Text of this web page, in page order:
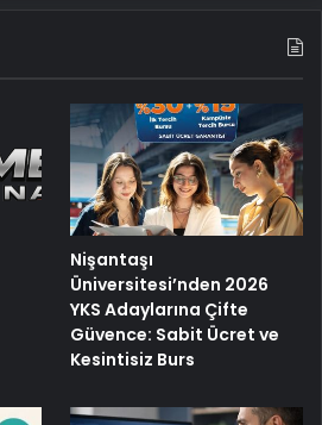
Nişantaşı
Üniversitesi’nden 2026
YKS Adaylarına Çifte
Güvence: Sabit Ücret ve
Kesintisiz Burs